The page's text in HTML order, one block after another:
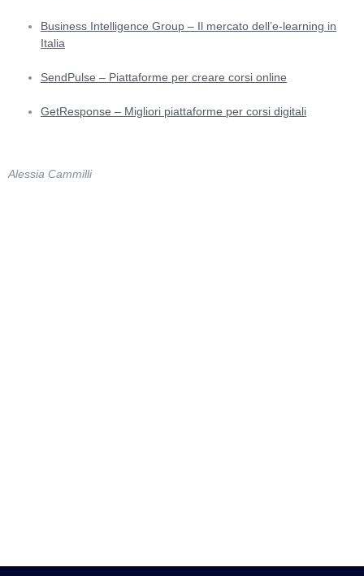
Business Intelligence Group – Il mercato dell’e-learning in
Italia
SendPulse – Piattaforme per creare corsi online
GetResponse – Migliori piattaforme per corsi digitali
Alessia Cammilli